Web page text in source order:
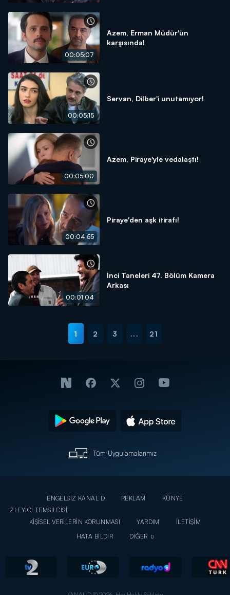
00:05:07
Azem, Erman Müdür'ün
karşısında!
00:05:15
Servan, Dilber'i unutamıyor!
00:05:00
Azem, Piraye'yle vedalaştı!
00:04:55
Piraye'den aşk itirafı!
00:01:04
İnci Taneleri 47. Bölüm Kamera
Arkası
1 2 3 ... 21
Tüm Uygulamalarımız
ENGELSİZ KANAL D REKLAM
KÜNYE
İZLEYİCİ TEMSİLCİSİ
KİŞİSEL VERİLERİN KORUNMASI
YARDIM
İLETİŞİM
HATA BİLDİR
DİĞER